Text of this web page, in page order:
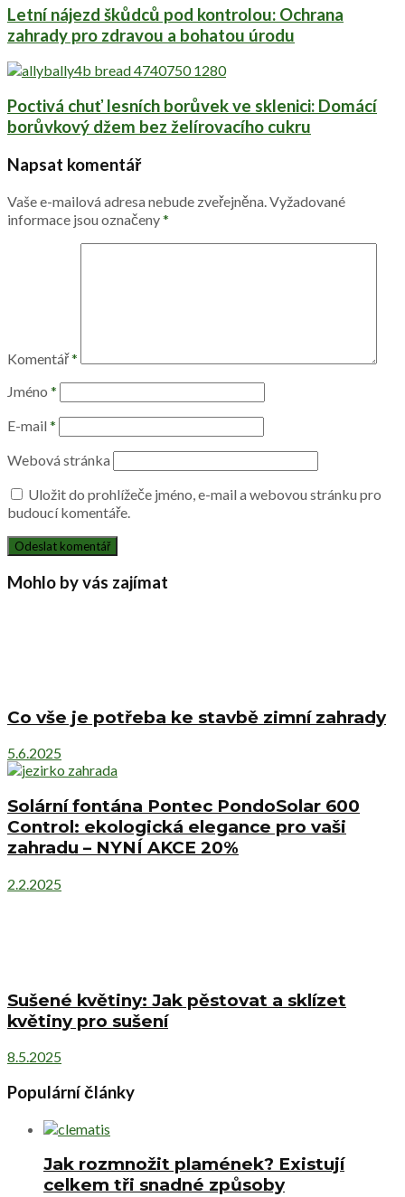
Letní nájezd škůdců pod kontrolou: Ochrana
zahrady pro zdravou a bohatou úrodu
Poctivá chuť lesních borůvek ve sklenici: Domácí
borůvkový džem bez želírovacího cukru
Napsat komentář
Vaše e-mailová adresa nebude zveřejněna. Vyžadované
informace jsou označeny*
Komentář*
Jméno *
E-mail *
Webová stránka
Uložit do prohlížeče jméno, e-mail a webovou stránku pro
budoucí komentáře.
Mohlo by vás zajímat
Co vše je potřeba ke stavbě zimní zahrady
5.6.2025
Solární fontána Pontec PondoSolar 600
Control: ekologická elegance pro vaši
zahradu – NYNÍ AKCE 20%
2.2.2025
Sušené květiny: Jak pěstovat a sklízet
květiny pro sušení
8.5.2025
Populární články
Jak rozmnožit plamének? Existují
celkem tři snadné způsoby